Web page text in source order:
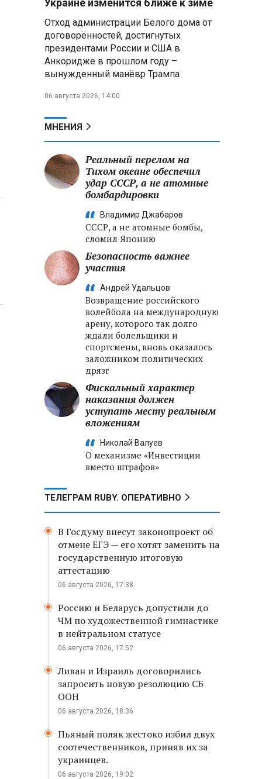
Президент Алжира готовится
к визиту в Беларусь — МИД
Алжира
300 жителей Курской области,
неизвестной
Второй энергоблок БелАЭС
вновь вышел на номинальную
мощность после диагностики
оборудования
Украине изменится ближе к зиме
Отход администрации Белого дома от
договорённостей, достигнутых
президентами России и США в
Анкоридже в прошлом году –
вынужденный манёвр Трампа
06 августа 2026, 14:00
МНЕНИЯ
Реальный перелом на
Тихом океане обеспечил
удар СССР, а не атомные
бомбардировки
Владимир Джабаров
СССР, а не атомные бомбы,
сломил Японию
Безопасность важнее
участия
Андрей Удальцов
Возвращение российского
волейбола на международную
арену, которого так долго
ждали болельщики и
спортсмены, вновь оказалось
заложником политических
дрязг
Фискальный характер
наказания должен
уступать месту реальным
вложениям
Николай Валуев
О механизме «Инвестиции
вместо штрафов»
ТЕЛЕГРАМ RUBY. ОПЕРАТИВНО
В Госдуму внесут законопроект об
отмене ЕГЭ — его хотят заменить на
государственную итоговую
аттестацию
06 августа 2026, 17:38
Россию и Беларусь допустили до
ЧМ по художественной гимнастике
в нейтральном статусе
06 августа 2026, 17:52
Ливан и Израиль договорились
запросить новую резолюцию СБ
ООН
06 августа 2026, 18:36
Пьяный поляк жестоко избил двух
соотечественников, приняв их за
украинцев.
06 августа 2026, 19:02